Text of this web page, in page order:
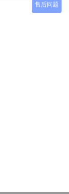
售后问题